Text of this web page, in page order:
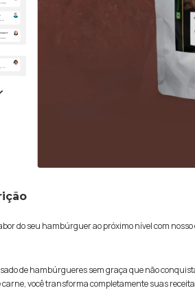
do seu hambúrguer ao próximo nível com
de hambúrgueres sem graça que não
carne, você transforma completamente suas